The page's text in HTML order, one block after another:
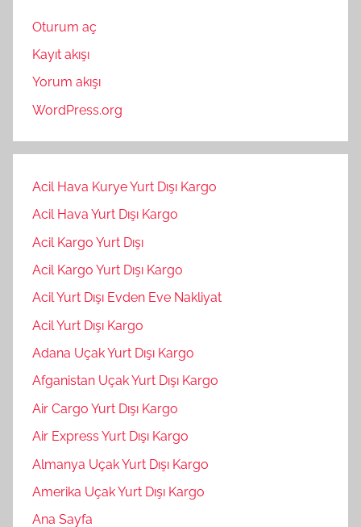
Oturum aç
Kayıt akışı
Yorum akışı
WordPress.org
Acil Hava Kurye Yurt Dışı Kargo
Acil Hava Yurt Dışı Kargo
Acil Kargo Yurt Dışı
Acil Kargo Yurt Dışı Kargo
Acil Yurt Dışı Evden Eve Nakliyat
Acil Yurt Dışı Kargo
Adana Uçak Yurt Dışı Kargo
Afganistan Uçak Yurt Dışı Kargo
Air Cargo Yurt Dışı Kargo
Air Express Yurt Dışı Kargo
Almanya Uçak Yurt Dışı Kargo
Amerika Uçak Yurt Dışı Kargo
Ana Sayfa